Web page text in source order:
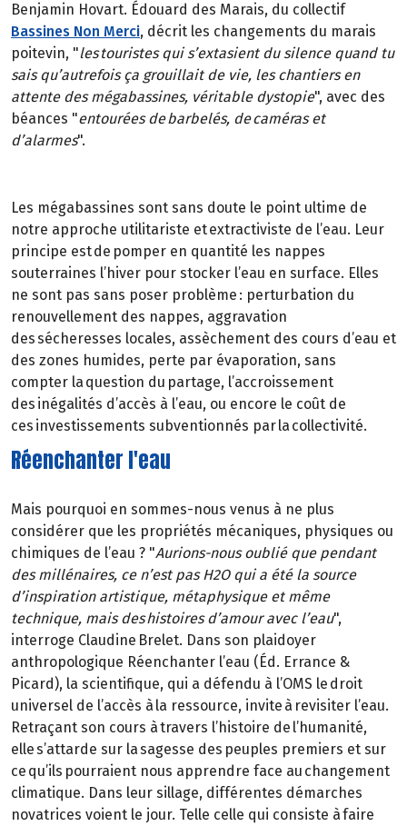
Benjamin Hovart. Édouard des Marais, du collectif
Bassines Non Merci, décrit les changements du marais
poitevin, "les touristes qui s’extasient du silence quand tu
sais qu’autrefois ça grouillait de vie, les chantiers en
attente des mégabassines, véritable dystopie", avec des
béances "entourées de barbelés, de caméras et
d’alarmes".
Les mégabassines sont sans doute le point ultime de
notre approche utilitariste et extractiviste de l’eau. Leur
principe est de pomper en quantité les nappes
souterraines l’hiver pour stocker l’eau en surface. Elles
ne sont pas sans poser problème : perturbation du
renouvellement des nappes, aggravation
des sécheresses locales, assèchement des cours d’eau et
des zones humides, perte par évaporation, sans
compter la question du partage, l’accroissement
des inégalités d’accès à l’eau, ou encore le coût de
ces investissements subventionnés par la collectivité.
Réenchanter l'eau
Mais pourquoi en sommes-nous venus à ne plus
considérer que les propriétés mécaniques, physiques ou
chimiques de l’eau ? "Aurions-nous oublié que pendant
des millénaires, ce n’est pas H2O qui a été la source
d’inspiration artistique, métaphysique et même
technique, mais des histoires d’amour avec l’eau",
interroge Claudine Brelet. Dans son plaidoyer
anthropologique Réenchanter l’eau (Éd. Errance &
Picard), la scientifique, qui a défendu à l’OMS le droit
universel de l’accès à la ressource, invite à revisiter l’eau.
Retraçant son cours à travers l’histoire de l’humanité,
elle s’attarde sur la sagesse des peuples premiers et sur
ce qu’ils pourraient nous apprendre face au changement
climatique. Dans leur sillage, différentes démarches
novatrices voient le jour. Telle celle qui consiste à faire